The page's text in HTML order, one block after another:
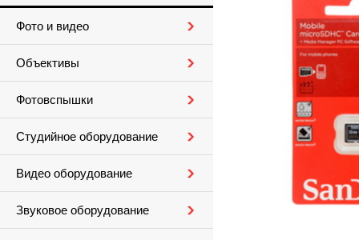
Фото и видео
Объективы
Фотовспышки
Студийное оборудование
Видео оборудование
Звуковое оборудование